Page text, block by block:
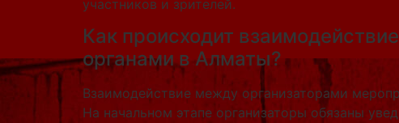
участников и зрителей.
Как происходит
органами в Алматы?
Взаимодействие между организаторами
На начальном этапе организаторы обязаны